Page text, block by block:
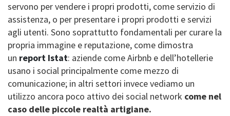
servono per vendere i propri prodotti, come servizio di
assistenza, o per presentare i propri prodotti e servizi
agli utenti. Sono soprattutto fondamentali per curare la
propria immagine e reputazione, come dimostra
un report Istat: aziende come Airbnb e dell’hotellerie
usano i social principalmente come mezzo di
comunicazione; in altri settori invece vediamo un
utilizzo ancora poco attivo dei social network come nel
caso delle piccole realtà artigiane.